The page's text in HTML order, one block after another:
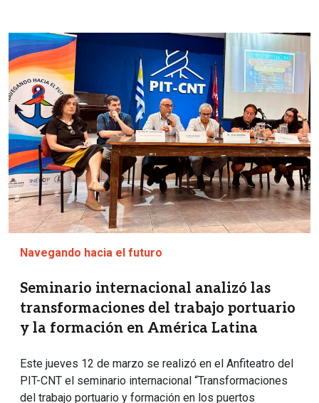
Imagen
Navegando hacia el futuro
Seminario internacional analizó las
transformaciones del trabajo portuario
y la formación en América Latina
Este jueves 12 de marzo se realizó en el Anfiteatro del
PIT-CNT el seminario internacional “Transformaciones
del trabajo portuario y formación en los puertos